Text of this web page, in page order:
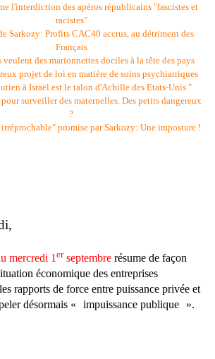
l'interdiction des apéros républicains "fascistes et
racistes"
Sarkozy: Profits CAC40 accrus, au détriment des
Français
veulent des marionnettes dociles à la tête des pays
projet de loi en matière de soins psychiatriques
à Israël est le talon d'Achille des Etats-Unis "
surveiller des maternelles. Des petits dangereux
?
promise par Sarkozy: Une imposture !
mercredi 1 erseptembre résume de façon
économique des entreprises
rapports de force entre puissance privée et
désormais «
impuissance publique
».